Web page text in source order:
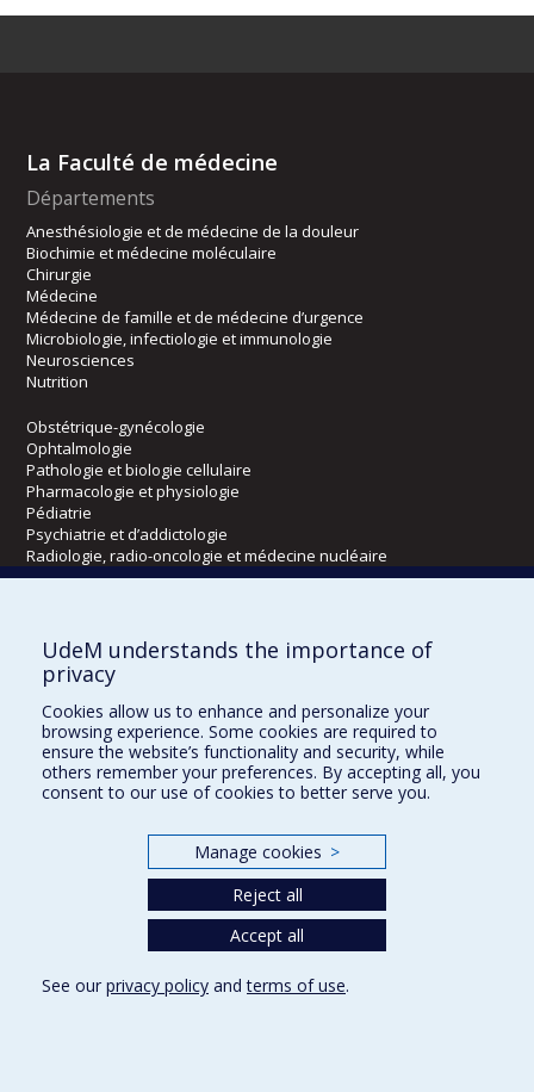
La Faculté de médecine
Départements
Anesthésiologie et de médecine de la douleur
Biochimie et médecine moléculaire
Chirurgie
Médecine
Médecine de famille et de médecine d’urgence
Microbiologie, infectiologie et immunologie
Neurosciences
Nutrition
Obstétrique-gynécologie
Ophtalmologie
Pathologie et biologie cellulaire
Pharmacologie et physiologie
Pédiatrie
Psychiatrie et d’addictologie
Radiologie, radio-oncologie et médecine nucléaire
Écoles
Kinésiologie et des sciences de l’activité physique
Orthophonie et audiologie
Réadaptation
Directions
DPC
UdeM understands the importance of
privacy
Cookies allow us to enhance and personalize your
browsing experience. Some cookies are required to
ensure the website’s functionality and security, while
others remember your preferences. By accepting all, you
consent to our use of cookies to better serve you.
Manage cookies >
Reject all
Accept all
See our privacy policy andterms of use.